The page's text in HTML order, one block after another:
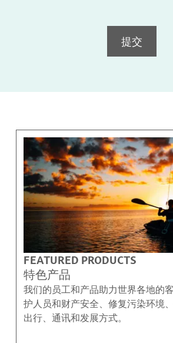
提交
FEATURED PRODUCTS
特色产品
我们的员工和产品助力世界各地的
护人员和财产安全、修复污染环境
出行、通讯和发展方式。